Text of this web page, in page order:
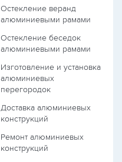
Остекление веранд
алюминиевыми рамами
Остекление беседок
алюминиевыми рамами
Изготовление и установка
алюминиевых
перегородок
Доставка алюминиевых
конструкций
Ремонт алюминиевых
конструкций